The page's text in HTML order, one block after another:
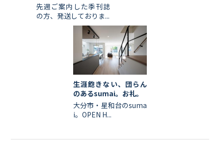
先週ご案内した季刊誌
の方、発送しておりま...
生涯飽きない、団らん
のあるsumai。お礼。
大分市・星和台のsuma
i。OPEN H...